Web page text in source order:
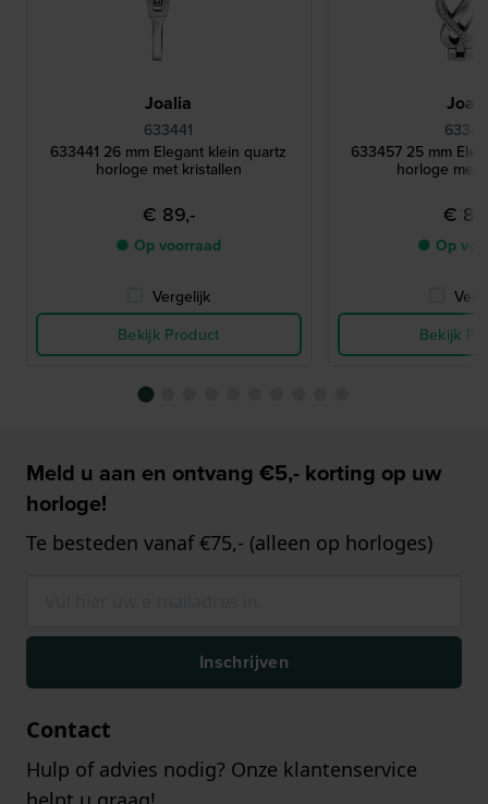
Joalia
633441
633441 26 mm Elegant klein quartz
horloge met kristallen
€ 89,-
● Op voorraad
Vergelijk
Bekijk Product
633457 25 mm
horloge met
€
● Op
Bekijk
Meld u aan en ontvang €5,- korting op uw
horloge!
Te besteden vanaf €75,- (alleen op horloges)
Inschrijven
Contact
Hulp of advies nodig? Onze klantenservice